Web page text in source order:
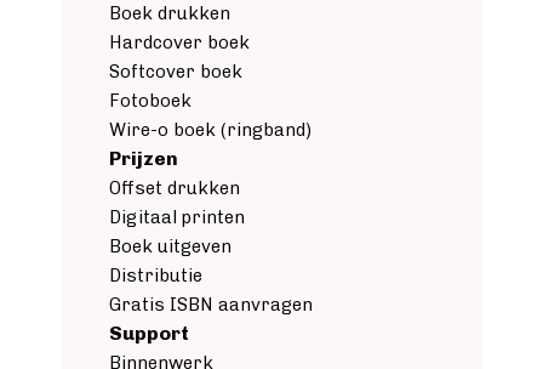
Boek drukken
Hardcover boek
Softcover boek
Fotoboek
Wire-o boek (ringband)
Prijzen
Offset drukken
Digitaal printen
Boek uitgeven
Distributie
Gratis ISBN aanvragen
Support
Binnenwerk